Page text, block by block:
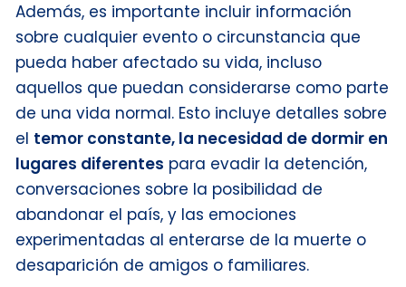
Además, es importante incluir información
sobre cualquier evento o circunstancia que
pueda haber afectado su vida, incluso
aquellos que puedan considerarse como parte
de una vida normal. Esto incluye detalles sobre
el temor constante, la necesidad de dormir en
lugares diferentes para evadir la detención,
conversaciones sobre la posibilidad de
abandonar el país, y las emociones
experimentadas al enterarse de la muerte o
desaparición de amigos o familiares.